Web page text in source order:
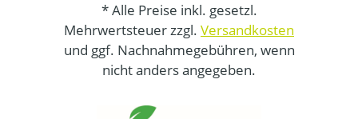
* Alle Preise inkl. gesetzl.
Mehrwertsteuer zzgl. Versandkosten
und ggf. Nachnahmegebühren, wenn
nicht anders angegeben.